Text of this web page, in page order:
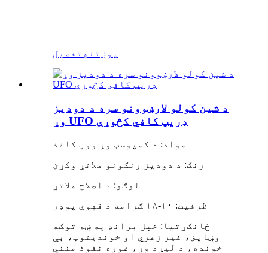
پوښتنه تفصیل
د شین کولو لارښوونو سره د دودیز
وړ UFO ډریپ کافي کڅوړې
مواد: د کمپوسټ وړ ووپ کاغذ
رنګ: د دودیز رنګونو ملاتړ وکړئ
لوګو: د اصلاح ملاتړ
ظرفیت: ۱۰-۱۸ ګرامه د قهوې پوډر
ځانګړتیا: خپل برانډ په ښه توګه
وښایئ، غیر زهري او خوندیتوب، بې
خونده، د لیږد وړ، غوره نفوذ منني